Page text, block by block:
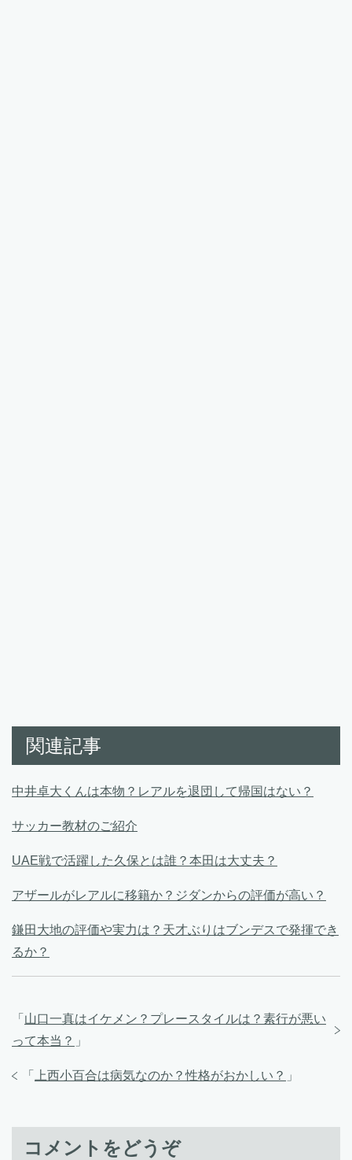
関連記事
中井卓大くんは本物？レアルを退団して帰国はない？
サッカー教材のご紹介
UAE戦で活躍した久保とは誰？本田は大丈夫？
アザールがレアルに移籍か？ジダンからの評価が高い？
鎌田大地の評価や実力は？天才ぶりはブンデスで発揮でき
るか？
「 山口一真はイケメン？プレースタイルは？素行が悪い
って本当？ 」
「 上西小百合は病気なのか？性格がおかしい？ 」
コメントをどうぞ